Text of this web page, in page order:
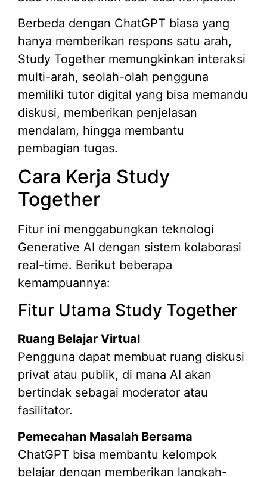
Berbeda dengan ChatGPT biasa yang
hanya memberikan respons satu arah,
Study Together memungkinkan interaksi
multi-arah, seolah-olah pengguna
memiliki tutor digital yang bisa memandu
diskusi, memberikan penjelasan
mendalam, hingga membantu
pembagian tugas.
Cara Kerja Study
Together
Fitur ini menggabungkan teknologi
Generative AI dengan sistem kolaborasi
real-time. Berikut beberapa
kemampuannya:
Fitur Utama Study Together
Ruang Belajar Virtual
Pengguna dapat membuat ruang diskusi
privat atau publik, di mana AI akan
bertindak sebagai moderator atau
fasilitator.
Pemecahan Masalah Bersama
ChatGPT bisa membantu kelompok
belajar dengan memberikan langkah-